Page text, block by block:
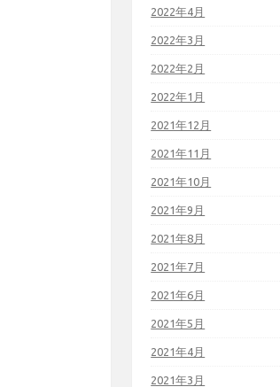
2022年4月
2022年3月
2022年2月
2022年1月
2021年12月
2021年11月
2021年10月
2021年9月
2021年8月
2021年7月
2021年6月
2021年5月
2021年4月
2021年3月